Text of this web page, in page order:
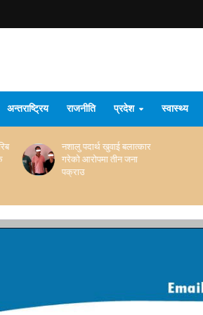
अन्तराष्ट्रिय राजनीति प्रदेश स्वास्थ्य
कोशी ब्यारेजमा पानीको सतह
खतराको तहमा, ३४ ढोका
खोलियो